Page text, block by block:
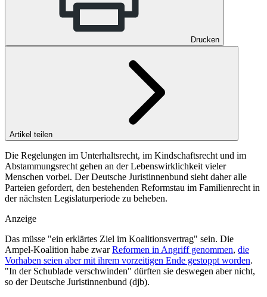
Drucken
Artikel teilen
Die Regelungen im Unterhaltsrecht, im Kindschaftsrecht und im
Abstammungsrecht gehen an der Lebenswirklichkeit vieler
Menschen vorbei. Der Deutsche Juristinnenbund sieht daher alle
Parteien gefordert, den bestehenden Reformstau im Familienrecht in
der nächsten Legislaturperiode zu beheben.
Anzeige
Das müsse "ein erklärtes Ziel im Koalitionsvertrag" sein. Die
Ampel-Koalition habe zwarReformen in Angriff genommen, die
Vorhaben seien aber mit ihrem vorzeitigen Ende gestoppt worden.
"In der Schublade verschwinden" dürften sie deswegen aber nicht,
so der Deutsche Juristinnenbund (djb).